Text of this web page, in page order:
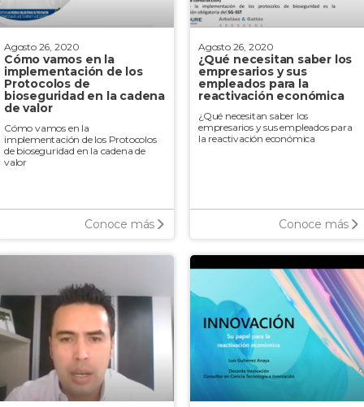
Agosto 26, 2020
Cómo vamos en la
implementación de los
Protocolos de
bioseguridad en la cadena
de valor
Cómo vamos en la
implementación de los Protocolos
de bioseguridad en la cadena de
valor
Conoce más
Agosto 26, 2020
¿Qué necesitan saber los
empresarios y sus
empleados para la
reactivación económica
¿Qué necesitan saber los
empresarios y sus empleados para
la reactivación económica
Conoce más